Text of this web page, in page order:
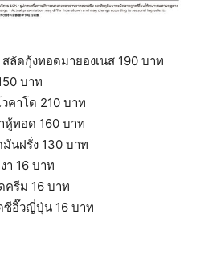
ลัดกุ้งทอดมายองเนส 190 บาท
บาท
คาโด 210 บาท
หู้ทอด 160 บาท
นฝรั่ง 130 บาท
า 16 บาท
ครีม 16 บาท
ซีอิ๊วญี่ปุ่น 16 บาท